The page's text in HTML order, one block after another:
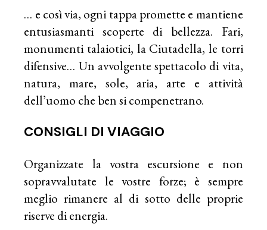
… e così via, ogni tappa promette e mantiene
entusiasmanti scoperte di bellezza. Fari,
monumenti talaiotici, la Ciutadella, le torri
difensive… Un avvolgente spettacolo di vita,
natura, mare, sole, aria, arte e attività
dell’uomo che ben si compenetrano.
CONSIGLI DI VIAGGIO
Organizzate la vostra escursione e non
sopravvalutate le vostre forze; è sempre
meglio rimanere al di sotto delle proprie
riserve di energia.